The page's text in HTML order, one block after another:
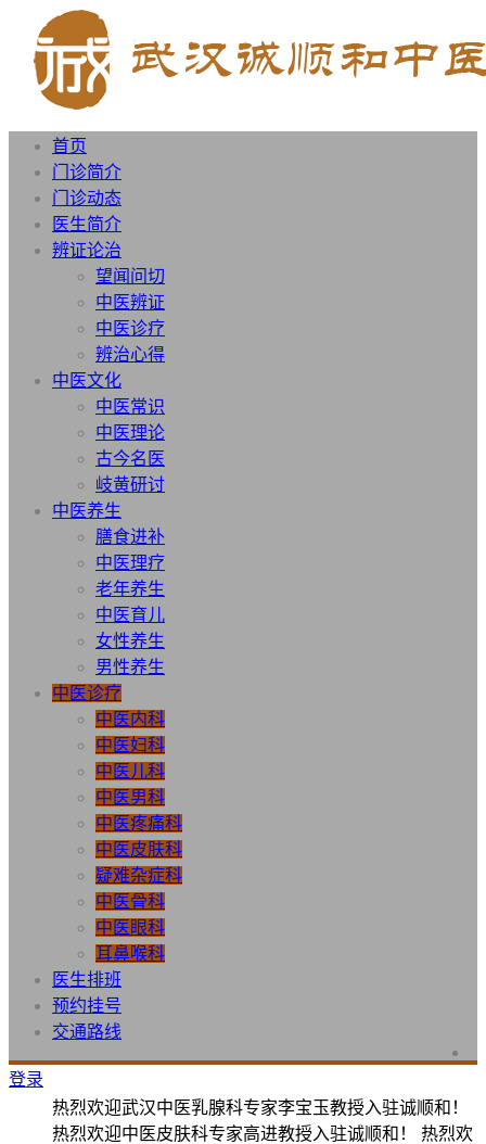
首页
门诊简介
门诊动态
医生简介
辨证论治
望闻问切
中医辨证
中医诊疗
辨治心得
中医文化
中医常识
中医理论
古今名医
岐黄研讨
中医养生
膳食进补
中医理疗
老年养生
中医育儿
女性养生
男性养生
中医诊疗
中医内科
中医妇科
中医儿科
中医男科
中医疼痛科
中医皮肤科
疑难杂症科
中医骨科
中医眼科
耳鼻喉科
医生排班
预约挂号
交通路线
登录
热烈欢迎武汉中医乳腺科专家李宝玉教授入驻诚顺和！
热烈欢迎中医皮肤科专家高进教授入驻诚顺和！ 热烈欢